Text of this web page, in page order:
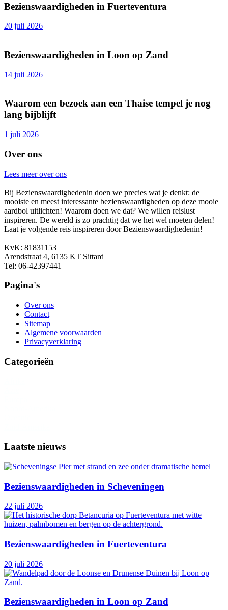
Bezienswaardigheden in Fuerteventura
20 juli 2026
Bezienswaardigheden in Loon op Zand
14 juli 2026
Waarom een bezoek aan een Thaise tempel je nog
lang bijblijft
1 juli 2026
Over ons
Lees meer over ons
Bij Bezienswaardighedenin doen we precies wat je denkt: de
mooiste en meest interessante bezienswaardigheden op deze mooie
aardbol uitlichten! Waarom doen we dat? We willen reislust
inspireren. De wereld is zo prachtig dat we het wel moeten delen!
Laat je volgende reis inspireren door Bezienswaardighedenin!
KvK: 81831153
Arendstraat 4, 6135 KT Sittard
Tel: 06-42397441
Pagina's
Over ons
Contact
Sitemap
Algemene voorwaarden
Privacyverklaring
Categorieën
Laatste nieuws
Bezienswaardigheden in Scheveningen
22 juli 2026
Bezienswaardigheden in Fuerteventura
20 juli 2026
Bezienswaardigheden in Loon op Zand